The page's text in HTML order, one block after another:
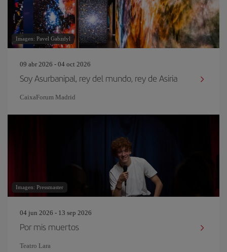
Imagen: Pavel Gabzdyl
09 abr 2026 - 04 oct 2026
Soy Asurbanipal, rey del mundo, rey de Asiria
CaixaForum Madrid
Imagen: Pressmaster
04 jun 2026 - 13 sep 2026
Por mis muertos
Teatro Lara